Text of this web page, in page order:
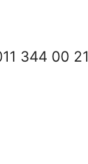
344 00 21